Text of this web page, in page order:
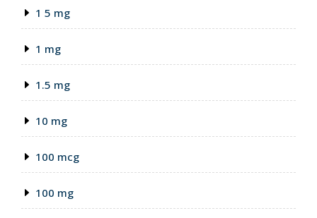
1 5 mg
1 mg
1.5 mg
10 mg
100 mcg
100 mg